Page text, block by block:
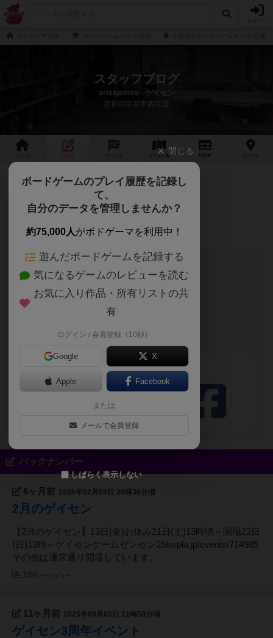
スタッフブログ
arts/games ゲイセン
京都府京都市西京区
ゲーム 一覧 料金 アクセス
臨時閉場のお知らせ
今月26日(日)は閉場いたします。
よろしくお願いいたします。
このブログの投稿者
自己紹介文が未設定のユーザーです
シェアする
バックナンバー
6ヶ月前 2026年02月09日 20時36分頃
2月のゲイセン
【2月のゲイセン】13日(金)お休み21日(土)13時頃～開場22日
(日)13時～ゲイセンゲームゼンセン25twipla.jp/events/714985
その他は通常通り開場しています。
11ヶ月前 2025年09月05日 12時58分頃
ゲイセン3周年イベント
閉じる
ボードゲームのプレイ履歴を記録し
て、
自分のデータを管理しませんか？
約75,000人がボドゲーマを利用中！
遊んだボードゲームを記録する
気になるゲームのレビューを読む
お気に入り作品・所有リストの共
有
ログイン / 会員登録（10秒）
Google X
Apple Facebook
または
メールで会員登録
しばらく表示しない